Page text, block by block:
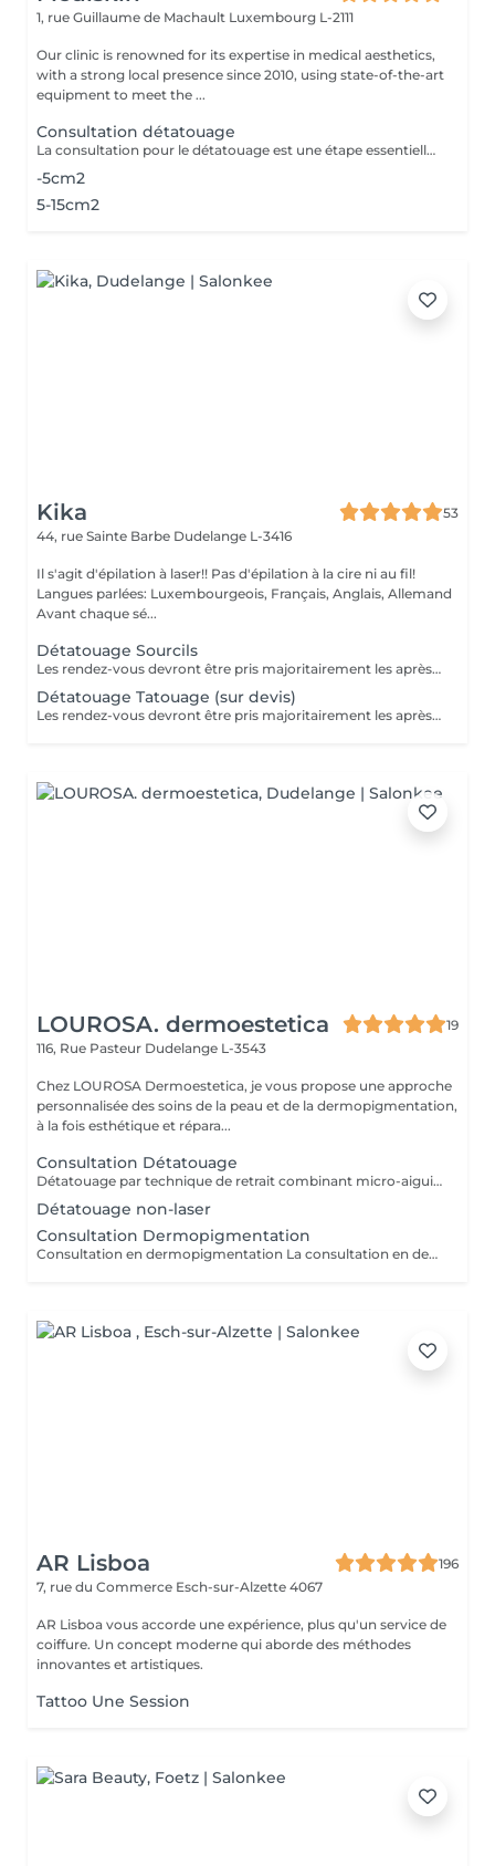
1, rue Guillaume de Machault Luxembourg L-2111
Our clinic is renowned for its expertise in medical aesthetics,
with a strong local presence since 2010, using state-of-the-art
equipment to meet the ...
Consultation détatouage
La consultation pour le détatouage est une étape essentielle avant le traitement. Elle permet d'évaluer la taille, les couleurs et la profondeur du tatouage, ainsi que le type de peau du patient. Le professionnel explique le déroulement du traitement, le nombre de séances nécessaires et les éventuels effets secondaires. C'est aussi le moment pour poser toutes vos questions et discuter des attentes en termes de résultats
-5cm2
5-15cm2
Kika
53
44, rue Sainte Barbe Dudelange L-3416
Il s'agit d'épilation à laser!! Pas d'épilation à la cire ni au fil!
Langues parlées: Luxembourgeois, Français, Anglais, Allemand
Avant chaque sé...
Détatouage Sourcils
Les rendez-vous devront être pris majoritairement les après-midis. Les rendez-vous se feront donc par appel téléphonique ou sms Merci
Détatouage Tatouage (sur devis)
Les rendez-vous devront être pris majoritairement les après-midis. Les rendez-vous se feront donc par appel téléphonique ou sms Merci
LOUROSA. dermoestetica
19
116, Rue Pasteur Dudelange L-3543
Chez LOUROSA Dermoestetica, je vous propose une approche
personnalisée des soins de la peau et de la dermopigmentation,
à la fois esthétique et répara...
Consultation Détatouage
Détatouage par technique de retrait combinant micro-aiguilletage et solution spécifique, adaptée aux pigments difficiles à traiter au laser . La consultation est requise.
Détatouage non-laser
Consultation Dermopigmentation
Consultation en dermopigmentation La consultation en dermopigmentation est une étape essentielle avant toute prestation de traitement correctif ou reconstructeur. Elle permet de comprendre vos besoins, d'analyser la peau et de définir un protocole entièrement personnalisé en fonction de la zone à traiter, de votre carnation, de votre morphologie et du résultat souhaité. Ce rendez-vous comprend un échange approfondi sur vos attentes, une analyse précise de la zone concernée ainsi que des conseils professionnels sur la technique et l'approche les plus adaptées à votre situation. C'est également un moment privilégié pour répondre à toutes vos questions et s'assurer de l'absence de contre-indications. Le montant de la consultation est déduit du tarif de la prestation si celle-ci est réalisée dans les 2 mois suivant la consultation. Cette étape est indispensable afin de garantir un traitement sécurisé, cohérent et parfaitement adapté à votre peau et à votre objectif esthétique ou réparateur.
AR Lisboa
196
7, rue du Commerce Esch-sur-Alzette 4067
AR Lisboa vous accorde une expérience, plus qu'un service de
coiffure. Un concept moderne qui aborde des méthodes
innovantes et artistiques.
Tattoo Une Session